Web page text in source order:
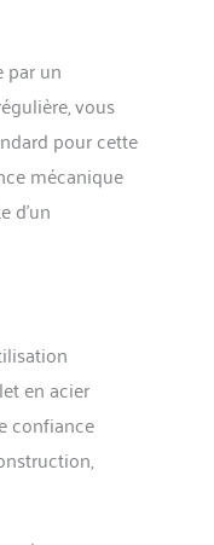
par un
vous
pour cette
mécanique
d’un
en acier
confiance